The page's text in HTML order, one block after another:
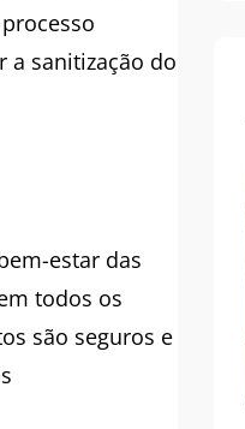
a sanitização do
estar das
todos os
são seguros e